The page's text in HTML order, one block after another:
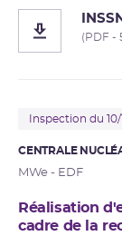
(PDF -
Inspection du
CENTRALE
MWe - EDF
Réalisation
cadre de la